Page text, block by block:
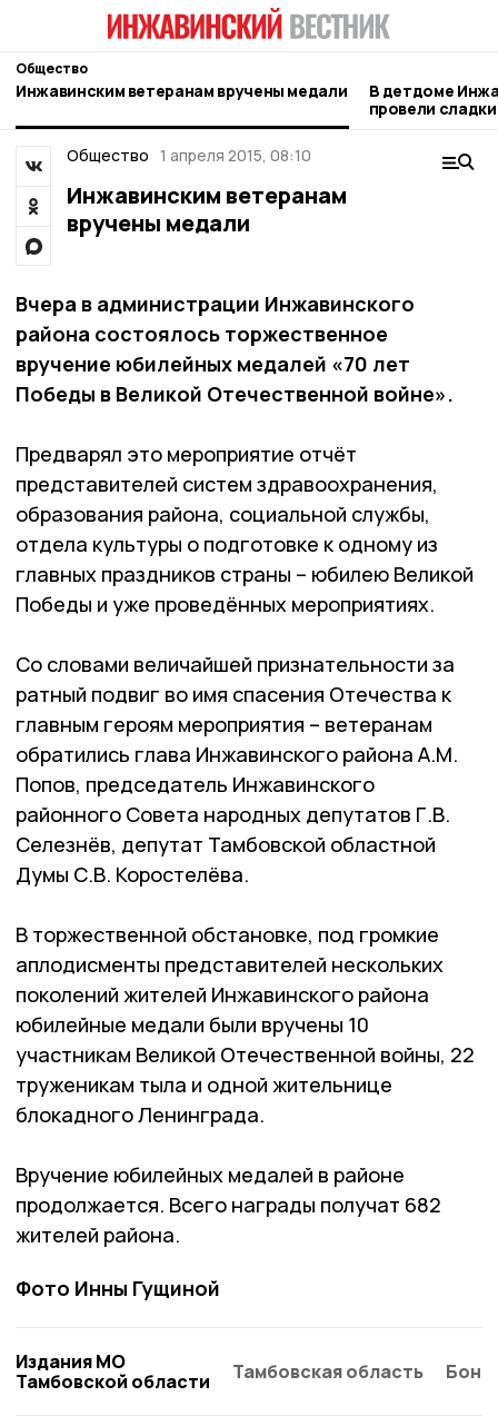
Общество
Инжавинским ветеранам вручены медали
В детдоме
провели
активистов
Общество 1 апреля 2015, 08:10
Инжавинским ветеранам
вручены медали
Вчера в администрации Инжавинского
района состоялось торжественное
вручение юбилейных медалей «70 лет
Победы в Великой Отечественной войне».
Предварял это мероприятие отчёт
представителей систем здравоохранения,
образования района, социальной службы,
отдела культуры о подготовке к одному из
главных праздников страны – юбилею Великой
Победы и уже проведённых мероприятиях.
Со словами величайшей признательности за
ратный подвиг во имя спасения Отечества к
главным героям мероприятия – ветеранам
обратились глава Инжавинского района А.М.
Попов, председатель Инжавинского
районного Совета народных депутатов Г.В.
Селезнёв, депутат Тамбовской областной
Думы С.В. Коростелёва.
В торжественной обстановке, под громкие
аплодисменты представителей нескольких
поколений жителей Инжавинского района
юбилейные медали были вручены 10
участникам Великой Отечественной войны, 22
труженикам тыла и одной жительнице
блокадного Ленинграда.
Вручение юбилейных медалей в районе
продолжается. Всего награды получат 682
жителей района.
Фото Инны Гущиной
Издания МО
Тамбовской области
Тамбовская область